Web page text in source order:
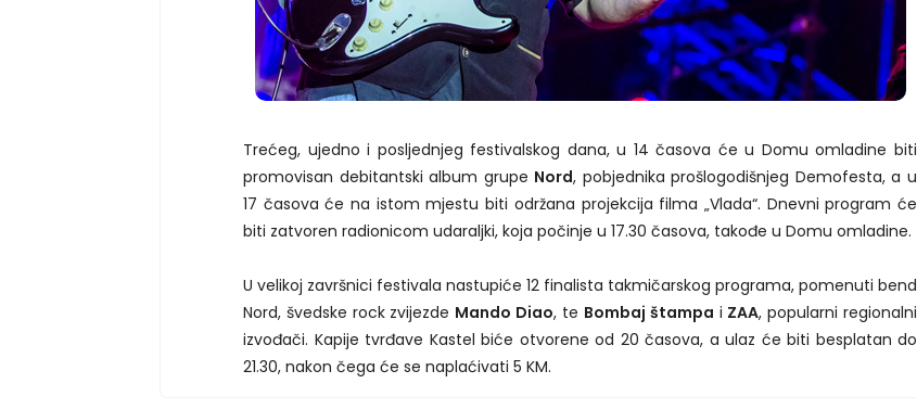
Trećeg, ujedno i posljednjeg festivalskog dana, u 14 časova će u Domu omladine biti
promovisan debitantski album grupe Nord, pobjednika prošlogodišnjeg Demofesta, a u
17 časova će na istom mjestu biti održana projekcija filma „Vlada“. Dnevni program će
biti zatvoren radionicom udaraljki, koja počinje u 17.30 časova, takođe u Domu omladine.
U velikoj završnici festivala nastupiće 12 finalista takmičarskog programa, pomenuti bend
Nord, švedske rock zvijezde Mando Diao, te Bombaj štampa i ZAA, popularni regionalni
izvođači. Kapije tvrđave Kastel biće otvorene od 20 časova, a ulaz će biti besplatan do
21.30, nakon čega će se naplaćivati 5 KM.